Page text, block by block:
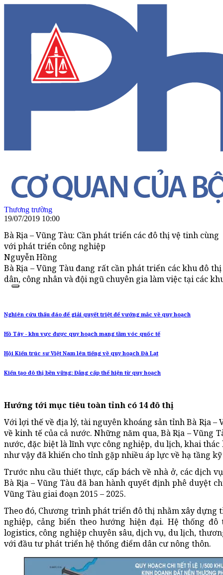
Thương trường
19/07/2019 10:00
Bà Rịa – Vũng Tàu: Cần phát triển các đô thị vệ tinh cùng
với phát triển công nghiệp
Nguyễn Hồng
Bà Rịa – Vũng Tàu đang rất cần phát triển các khu đô
dân, công nhân và đội ngũ chuyên gia làm việc tại các
Nghiên cứu thấu đáo để giải quyết triệt để vướng mắc về quy hoạch
Hồ Tây - khu vực được quy hoạch mang tầm vóc quốc tế
Hội Kiến trúc sư Việt Nam lên tiếng về quy hoạch Đà Lạt
Kiến tạo đô thị bền vững: Đẳng cấp thể hiện từ quy hoạch
Hướng tới mục tiêu toàn tỉnh có 14 đô thị
Với lợi thế về địa lý, tài nguyên khoáng sản tỉnh Bà Rịa
về kinh tế của cả nước. Những năm qua, Bà Rịa – Vũng
nước, đặc biệt là lĩnh vực công nghiệp, du lịch, khai
như vậy đã khiến cho tỉnh gặp nhiều áp lực về hạ tầng
Trước nhu cầu thiết thực, cấp bách về nhà ở, các dịch
Bà Rịa – Vũng Tàu đã ban hành quyết định phê duyệt
Vũng Tàu giai đoạn 2015 – 2025.
Theo đó, Chương trình phát triển đô thị nhằm xây dựng
nghiệp, cảng biển theo hướng hiện đại. Hệ thống
logistics, công nghiệp chuyên sâu, dịch vụ, du lịch,
với đầu tư phát triển hệ thống điểm dân cư nông thôn.